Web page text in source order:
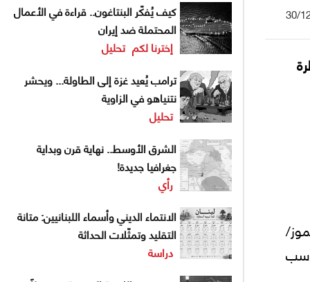
30/
الاستراتيجيتين (سبتة في 21 آب/ أغسطس 1415، ومليلية في 19 تموز/
كيف يُفكّر البنتاغون.. قراءة في الأعمال
المحتملة ضد إيران
إخترنا لكم تحليل
ترامب يُعيد غزة إلى الطاولة... ويحشر
نتنياهو في الزاوية
تحليل
الشرق الأوسط.. نهاية قرن وبداية
جغرافيا جديدة!
رأي
الانتماء الديني وأسماء اللبنانيين: متانة
التقليد وتمثّلات الحداثة
دراسة